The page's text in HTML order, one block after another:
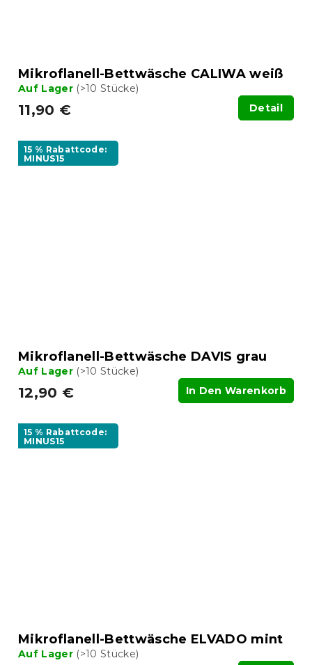
Mikroflanell-Bettwäsche CALIWA weiß
Auf Lager (>10 Stücke)
11,90 € Detail
15 % Rabattcode:
MINUS15
Mikroflanell-Bettwäsche DAVIS grau
Auf Lager (>10 Stücke)
12,90 € In Den Warenkorb
15 % Rabattcode:
MINUS15
Mikroflanell-Bettwäsche ELVADO mint
Auf Lager (>10 Stücke)